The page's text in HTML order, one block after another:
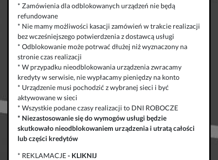
* Zamówienia dla odblokowanych urządzeń nie będą
refundowane
* Nie mamy możliwości kasacji zamówień w trakcie realizacji
bez wcześniejszego potwierdzenia z dostawcą usługi
* Odblokowanie może potrwać dłużej niż wyznaczony na
stronie czas realizacji
* W przypadku nieodblokowania urządzenia zwracamy
kredyty w serwisie, nie wypłacamy pieniędzy na konto
* Urządzenie musi pochodzić z wybranej sieci i być
aktywowane w sieci
* Wszystkie podane czasy realizacji to DNI ROBOCZE
* Niezastosowanie się do wymogów usługi będzie
skutkowało nieodblokowaniem urządzeniai utratą całości
lub części kredytów
* REKLAMACJE- KLIKNIJ